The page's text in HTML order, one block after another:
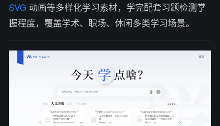
SVG 动画等多样化学习素材，学完配套习题检测掌
握程度，覆盖学术、职场、休闲多类学习场景。